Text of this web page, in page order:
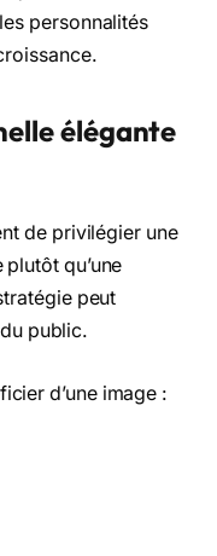
personnalités
élégante
de privilégier une
qu’une
peut
public.
d’une image :